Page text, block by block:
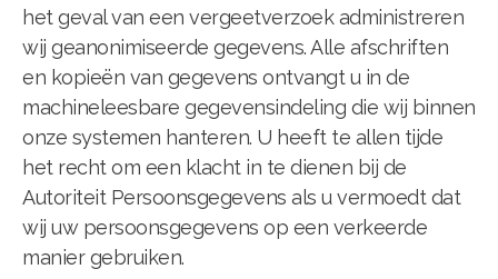
het geval van een vergeetverzoek administreren
wij geanonimiseerde gegevens. Alle afschriften
en kopieën van gegevens ontvangt u in de
machineleesbare gegevensindeling die wij binnen
onze systemen hanteren. U heeft te allen tijde
het recht om een klacht in te dienen bij de
Autoriteit Persoonsgegevens als u vermoedt dat
wij uw persoonsgegevens op een verkeerde
manier gebruiken.